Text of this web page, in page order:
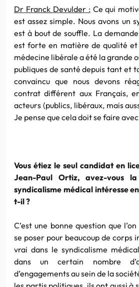
Dr Franck Devulder :Ce qui
est assez simple. Nous avons un
est à bout de souffle. La
est forte en matière de qualité et
médecine libérale a été la grande
publiques de santé depuis tant et
convaincu que nous devons
contrat différent aux Français,
acteurs (publics, libéraux, mais
Je pense que cela doit se faire
Vous étiez le seul candidat en
Jean-Paul Ortiz, avez-vous
syndicalisme médical intéresse
t-il ?
C’est une bonne question que
se poser pour beaucoup de corps
vrai dans le syndicalisme
dans un certain nombre
d’engagements au sein de la